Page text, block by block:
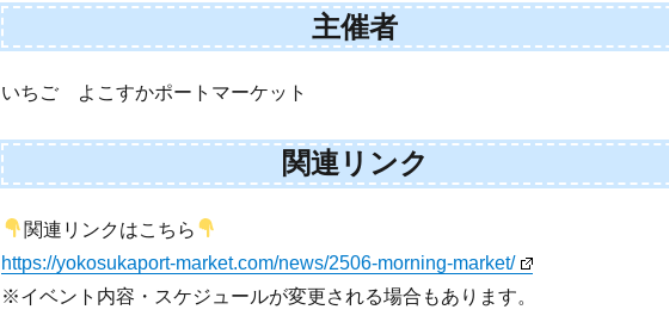
主催者
いちご よこすかポートマーケット
関連リンク
関連リンクはこちら
https://yokosukaport-market.com/news/2506-morning-market/
※イベント内容・スケジュールが変更される場合もあります。